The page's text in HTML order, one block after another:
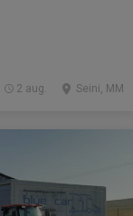
Seini, MM
2 aug.